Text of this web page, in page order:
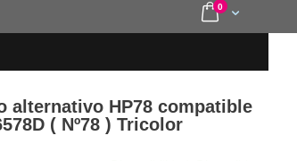
Cart
0items
alternativo HP78 compatible
( Nº78 ) Tricolor